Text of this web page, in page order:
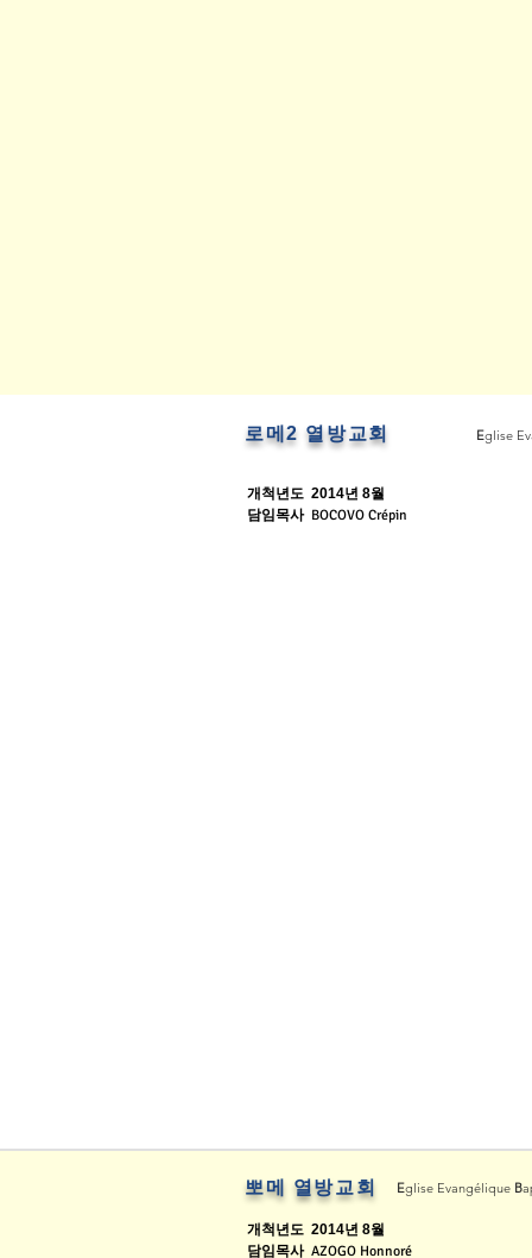
로메2 열방교회 Eglise
개척년도 2014년 8월
담임목사 BOCOVO Crépin
뽀메 열방교회 Eglise Evangélique B
개척년도 2014년 8월
담임목사 AZOGO Honnoré